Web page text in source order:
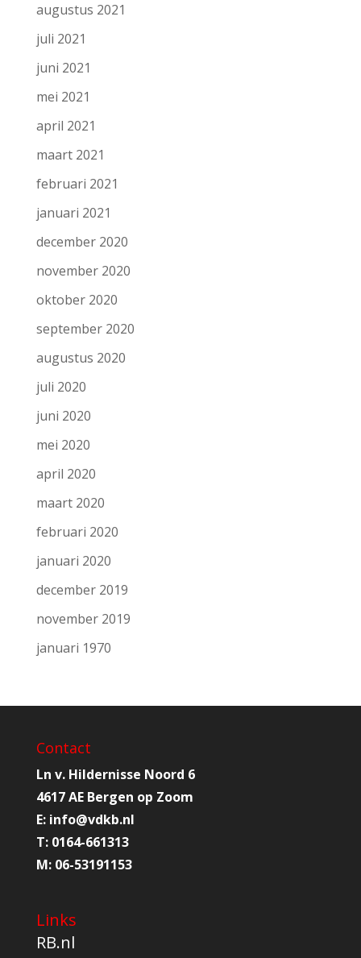
augustus 2021
juli 2021
juni 2021
mei 2021
april 2021
maart 2021
februari 2021
januari 2021
december 2020
november 2020
oktober 2020
september 2020
augustus 2020
juli 2020
juni 2020
mei 2020
april 2020
maart 2020
februari 2020
januari 2020
december 2019
november 2019
januari 1970
Contact
Ln v. Hildernisse Noord 6
4617 AE Bergen op Zoom
E: info@vdkb.nl
T: 0164-661313
M: 06-53191153
Links
RB.nl